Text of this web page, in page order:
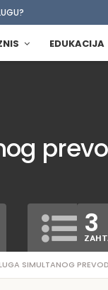
EDUKACIJA
SIMULTANOG
3